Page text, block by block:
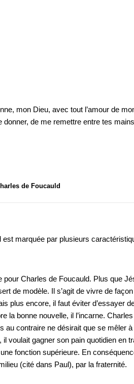
mon Dieu, avec tout l’amour de
donner, de me remettre entre tes
de Foucauld
marquée par plusieurs
Charles de Foucauld. Plus que
de modèle. Il s’agit de vivre de
plus encore, il faut éviter d’essayer
la bonne nouvelle, il l’incarne.
au contraire ne désirait que se mêler
voulait gagner son pain quotidien en
fonction supérieure. En
(cité dans Paul), par la fraternité.